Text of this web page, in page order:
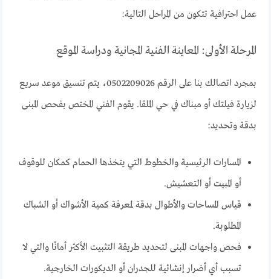
عمل احترافية تتكون من المراحل التالية:
المرحلة الأولى: المعاينة الفنية المجانية ودراسة الموقع
بمجرد اتصالك بنا على الرقم 0502209026، يتم تنسيق موعد سريع
لزيارة فيلتك أو مبناك في حي الملقا. يقوم الفني المختص بفحص المبنى
بدقة وتحديد:
المسارات الرئيسية والخطوط التي يتخذها الحمام كمكان للوقوف
أو المبيت أو التعشيش.
قياس المساحات والأطوال بدقة لمعرفة كمية الأشواك أو الشباك
المطلوبة.
فحص واجهات المبنى لتحديد طريقة التثبيت الأكثر أمانًا والتي لا
تسبب أي أضرار إنشائية للجدران أو الديكورات الخارجية.